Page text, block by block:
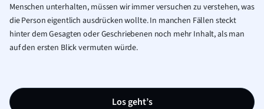
Menschen unterhalten, müssen wir immer versuchen zu verstehen, was
die Person eigentlich ausdrücken wollte. In manchen Fällen steckt
hinter dem Gesagten oder Geschriebenen noch mehr Inhalt, als man
auf den ersten Blick vermuten würde.
Los geht’s